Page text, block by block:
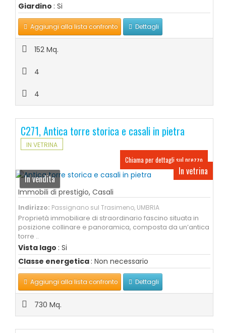
Giardino : Si
Aggiungi alla lista confronto Dettagli
152 Mq.
4
4
C271, Antica torre storica e casali in pietra
IN VETRINA
Chiama per dettagli sul prezzo
In vetrina
In vendita
Immobili di prestigio, Casali
Indirizzo: Passignano sul Trasimeno, UMBRIA
Proprietà immobiliare di straordinario fascino situata in
posizione collinare e panoramica, composta da un’antica
torre ..
Vista lago : Si
Classe energetica : Non necessario
Aggiungi alla lista confronto Dettagli
730 Mq.